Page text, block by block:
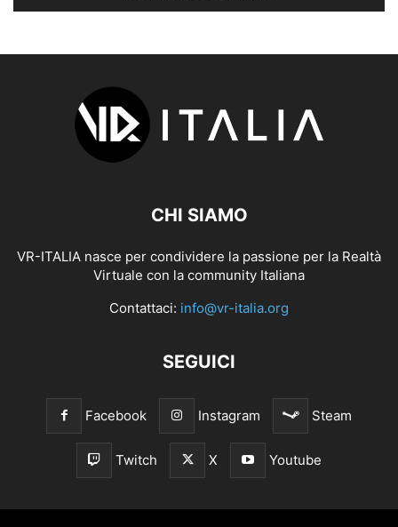
CHI SIAMO
VR-ITALIA nasce per condividere la passione per la Realtà
Virtuale con la community Italiana
Contattaci: info@vr-italia.org
SEGUICI
Facebook Instagram Steam
Twitch X Youtube